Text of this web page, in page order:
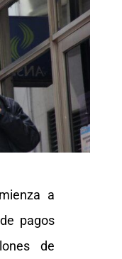
a
pagos
de